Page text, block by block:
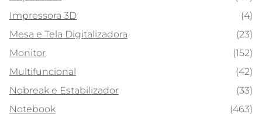
Impressora 3D
(4)
Mesa e Tela Digitalizadora
(23)
Monitor
(152)
Multifuncional
(42)
Nobreak e Estabilizador
(33)
Notebook
(463)